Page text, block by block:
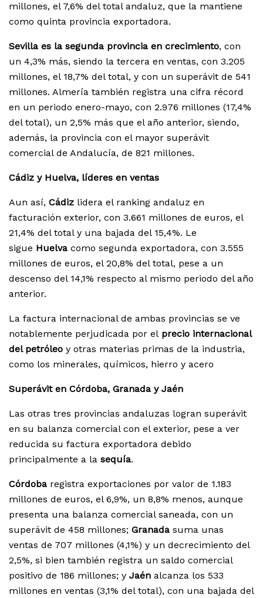
millones, el 7,6% del total andaluz, que la mantiene
como quinta provincia exportadora.
Sevilla es la segunda provincia en crecimiento, con
un 4,3% más, siendo la tercera en ventas, con 3.205
millones, el 18,7% del total, y con un superávit de 541
millones. Almería también registra una cifra récord
en un periodo enero-mayo, con 2.976 millones (17,4%
del total), un 2,5% más que el año anterior, siendo,
además, la provincia con el mayor superávit
comercial de Andalucía, de 821 millones.
Cádiz y Huelva, líderes en ventas
Aun así, Cádiz lidera el ranking andaluz en
facturación exterior, con 3.661 millones de euros, el
21,4% del total y una bajada del 15,4%. Le
sigue Huelva como segunda exportadora, con 3.555
millones de euros, el 20,8% del total, pese a un
descenso del 14,1% respecto al mismo periodo del año
anterior.
La factura internacional de ambas provincias se ve
notablemente perjudicada por el precio internacional
del petróleo y otras materias primas de la industria,
como los minerales, químicos, hierro y acero
Superávit en Córdoba, Granada y Jaén
Las otras tres provincias andaluzas logran superávit
en su balanza comercial con el exterior, pese a ver
reducida su factura exportadora debido
principalmente a la sequía.
Córdoba registra exportaciones por valor de 1.183
millones de euros, el 6,9%, un 8,8% menos, aunque
presenta una balanza comercial saneada, con un
superávit de 458 millones; Granada suma unas
ventas de 707 millones (4,1%) y un decrecimiento del
2,5%, si bien también registra un saldo comercial
positivo de 186 millones; y Jaén alcanza los 533
millones en ventas (3,1% del total), con una bajada del